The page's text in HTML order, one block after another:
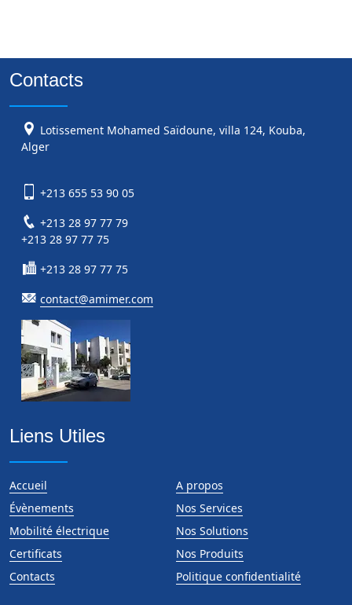
Contacts
Lotissement Mohamed Saïdoune, villa 124, Kouba,
Alger
+213 655 53 90 05
+213 28 97 77 79
+213 28 97 77 75
+213 28 97 77 75
contact@amimer.com
Liens Utiles
Accueil
A propos
Évènements
Nos Services
Mobilité électrique
Nos Solutions
Certificats
Nos Produits
Contacts
Politique confidentialité